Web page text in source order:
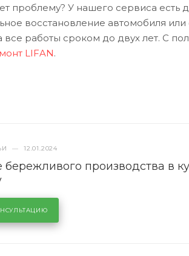
проблему? У нашего сервиса есть
восстановление автомобиля
работы сроком до двух лет. С
LIFAN.
— 12.01.2024
производства в